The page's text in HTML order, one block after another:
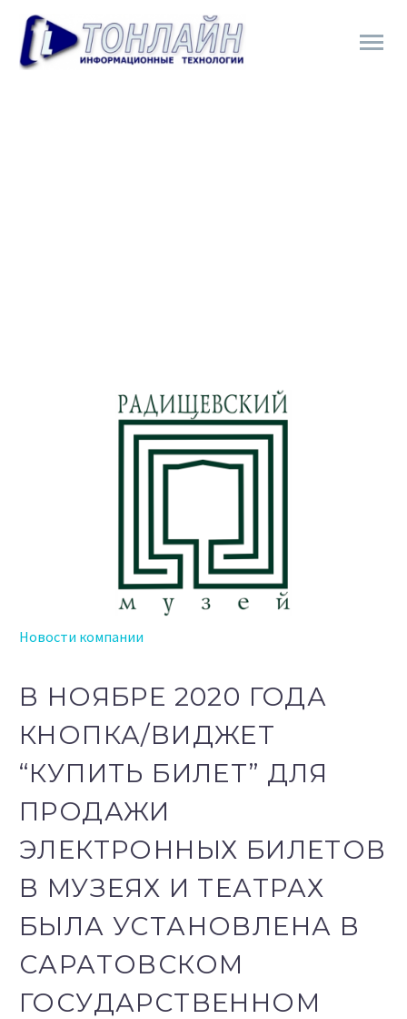
Новости компании
В НОЯБРЕ 2020 ГОДА
КНОПКА/ВИДЖЕТ
“КУПИТЬ БИЛЕТ” ДЛЯ
ПРОДАЖИ
ЭЛЕКТРОННЫХ БИЛЕТОВ
В МУЗЕЯХ И ТЕАТРАХ
БЫЛА УСТАНОВЛЕНА В
САРАТОВСКОМ
ГОСУДАРСТВЕННОМ